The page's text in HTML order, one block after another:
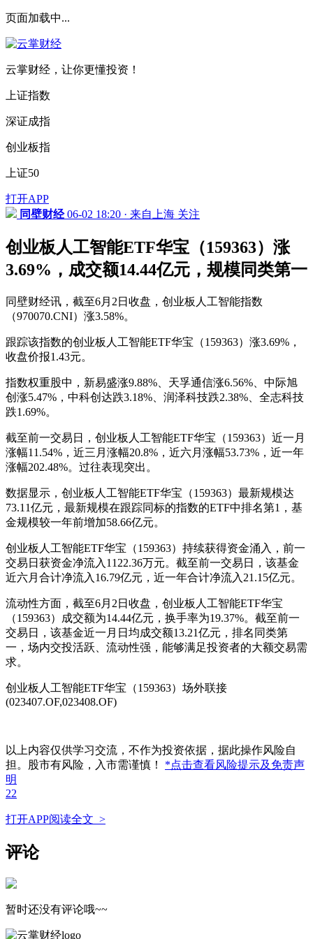
页面加载中...
云掌财经，让你更懂投资！
上证指数
深证成指
创业板指
上证50
打开APP
同壁财经 06-02 18:20 · 来自上海 关注
创业板人工智能ETF华宝（159363）涨
3.69%，成交额14.44亿元，规模同类第一
同壁财经讯，截至6月2日收盘，创业板人工智能指数
（970070.CNI）涨3.58%。
跟踪该指数的创业板人工智能ETF华宝（159363）涨3.69%，
收盘价报1.43元。
指数权重股中，新易盛涨9.88%、天孚通信涨6.56%、中际旭
创涨5.47%，中科创达跌3.18%、润泽科技跌2.38%、全志科技
跌1.69%。
截至前一交易日，创业板人工智能ETF华宝（159363）近一月
涨幅11.54%，近三月涨幅20.8%，近六月涨幅53.73%，近一年
涨幅202.48%。过往表现突出。
数据显示，创业板人工智能ETF华宝（159363）最新规模达
73.11亿元，最新规模在跟踪同标的指数的ETF中排名第1，基
金规模较一年前增加58.66亿元。
创业板人工智能ETF华宝（159363）持续获得资金涌入，前一
交易日获资金净流入1122.36万元。截至前一交易日，该基金
近六月合计净流入16.79亿元，近一年合计净流入21.15亿元。
流动性方面，截至6月2日收盘，创业板人工智能ETF华宝
（159363）成交额为14.44亿元，换手率为19.37%。截至前一
交易日，该基金近一月日均成交额13.21亿元，排名同类第
一，场内交投活跃、流动性强，能够满足投资者的大额交易需
求。
创业板人工智能ETF华宝（159363）场外联接
(023407.OF,023408.OF)
以上内容仅供学习交流，不作为投资依据，据此操作风险自
担。股市有风险，入市需谨慎！ *点击查看风险提示及免责声
明
22
打开APP阅读全文 >
评论
暂时还没有评论哦~~